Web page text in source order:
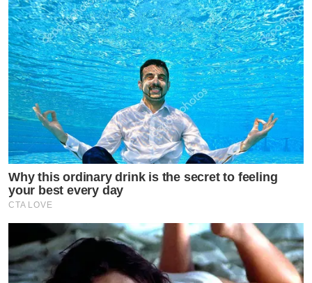
Why this ordinary drink is the secret to feeling
your best every day
CTA LOVE